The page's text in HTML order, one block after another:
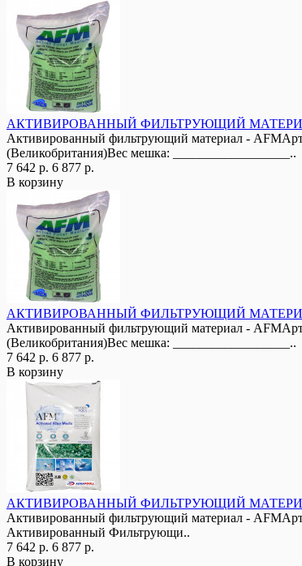
АКТИВИРОВАННЫЙ ФИЛЬТРУЮЩИЙ
Активированный фильтрующий материал -
(Великобритания)Вес мешка: __________________..
7 642 р. 6 877 р.
В корзину
АКТИВИРОВАННЫЙ ФИЛЬТРУЮЩИЙ
Активированный фильтрующий материал -
(Великобритания)Вес мешка: __________________..
7 642 р. 6 877 р.
В корзину
АКТИВИРОВАННЫЙ ФИЛЬТРУЮЩИЙ
Активированный фильтрующий материал -
Активированный Фильтрующи..
7 642 р. 6 877 р.
В корзину